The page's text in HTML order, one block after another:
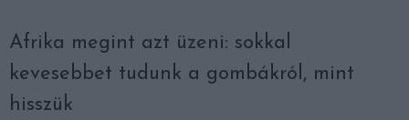
Afrika megint azt üzeni: sokkal
kevesebbet tudunk a gombákról, mint
hisszük